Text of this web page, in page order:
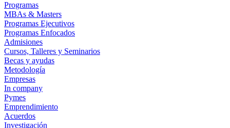
Programas
MBAs & Masters
Programas Ejecutivos
Programas Enfocados
Admisiones
Cursos, Talleres y Seminarios
Becas y ayudas
Metodología
Empresas
In company
Pymes
Emprendimiento
Acuerdos
Investigación